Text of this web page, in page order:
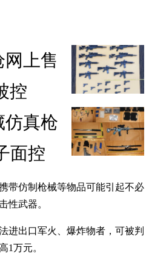
上售
控
仿真枪
面控
带仿制枪械等物品可能引起不必
性武器。
进出口军火、爆炸物者，可被判
1万元。